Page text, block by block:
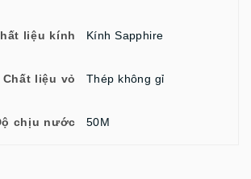
liệu kính Kính Sapphire
Chất liệu vỏ Thép không gỉ
chịu nước 50M